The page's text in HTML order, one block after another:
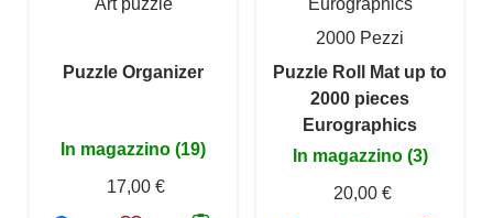
Puzzle Organizer
In magazzino (19)
17,00 €
2000 Pezzi
Puzzle Roll Mat up to
2000 pieces
Eurographics
In magazzino (3)
20,00 €